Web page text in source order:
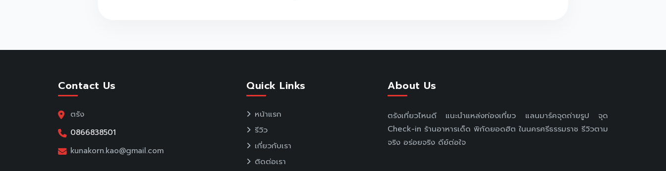
Contact Us
ตรัง
0866838501
kunakorn.kao@gmail.com
Quick Links
หน้าแรก
รีวิว
เกี่ยวกับเรา
ติดต่อเรา
About Us
ตรังเที่ยวไหนดี แนะนำแหล่งท่องเที่ยว แลนมาร์คจุดถ่ายรูป จุด
Check-in ร้านอาหารเด็ด พิกัดยอดฮิต ในนครศรีธรรมราช รีวิวตาม
จริง อร่อยจริง ดีย์ต่อใจ